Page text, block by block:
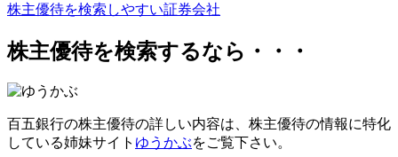
株主優待を検索しやすい証券会社
株主優待を検索するなら・・・
百五銀行の株主優待の詳しい内容は、 株主優待の情報に特化
している姉妹サイト ゆうかぶをご覧下さい。